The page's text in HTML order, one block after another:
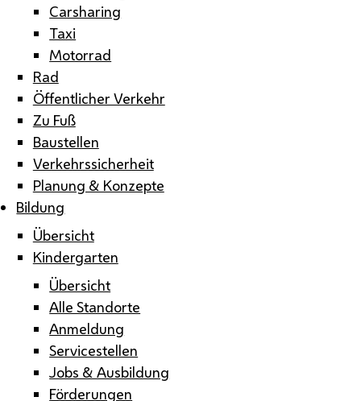
Carsharing
Taxi
Motorrad
Rad
Öffentlicher Verkehr
Zu Fuß
Baustellen
Verkehrssicherheit
Planung & Konzepte
Bildung
Übersicht
Kindergarten
Übersicht
Alle Standorte
Anmeldung
Servicestellen
Jobs & Ausbildung
Förderungen